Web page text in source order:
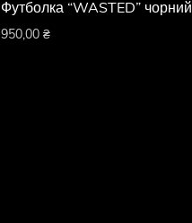
Футболка “WASTED” чорний
950,00 ₴